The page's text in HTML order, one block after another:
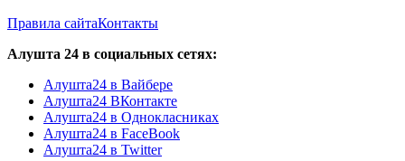
Правила сайтаКонтакты
Алушта 24 в социальных сетях:
Алушта24 в Вайбере
Алушта24 ВКонтакте
Алушта24 в Однокласниках
Алушта24 в FaceBook
Алушта24 в Twitter